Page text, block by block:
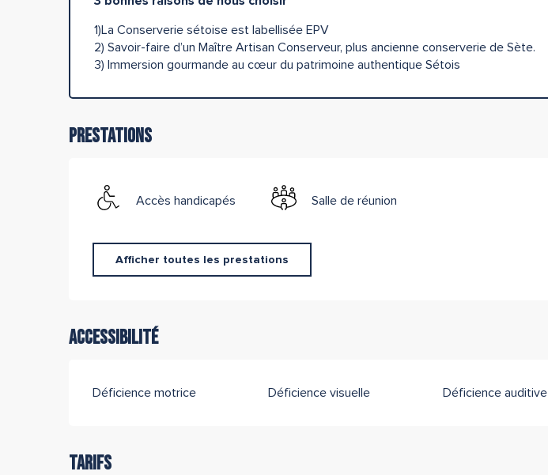
1)La Conserverie sétoise est labellisée EPV
2) Savoir-faire d’un Maître Artisan Conserveur, plus ancienne conserverie de Sète.
3) Immersion gourmande au cœur du patrimoine authentique Sétois
Prestations
Accès handicapés Salle de réunion
Afficher toutes les prestations
Accessibilité
Déficience motrice Déficience visuelle Déficience auditive
Tarifs